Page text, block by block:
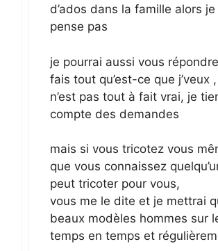
d’ados dans la famille alors je
pense pas
je pourrai aussi vous
fais tout qu’est-ce que j’veux
n’est pas tout à fait vrai, je
compte des demandes
mais si vous tricotez vous
que vous connaissez
peut tricoter pour vous,
vous me le dite et je mettrai
beaux modèles hommes sur
temps en temps et